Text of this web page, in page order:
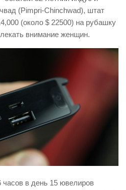
(Pimpri-Chinchwad), штат
(около $ 22500) на рубашку
внимание женщин.
часов в день 15 ювелиров